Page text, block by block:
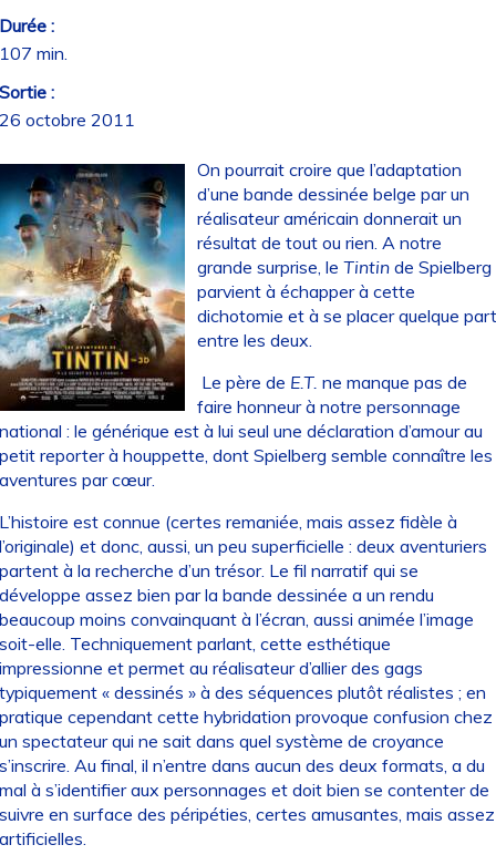
:
min.
:
octobre 2011
On pourrait croire que l’adaptation
d’une bande dessinée belge par un
réalisateur américain donnerait un
résultat de tout ou rien. A notre
grande surprise, leTintin de Spielberg
parvient à échapper à cette
dichotomie et à se placer quelque
entre les deux.
Le père de E.T. ne manque pas de
faire honneur à notre personnage
: le générique est à lui seul une déclaration d’amour au
reporter à houppette, dont Spielberg semble connaître les
par cœur.
est connue (certes remaniée, mais assez fidèle à
et donc, aussi, un peu superficielle : deux aventuriers
à la recherche d’un trésor. Le fil narratif qui se
assez bien par la bande dessinée a un rendu
moins convainquant à l’écran, aussi animée l’image
elle. Techniquement parlant, cette esthétique
et permet au réalisateur d’allier des gags
« dessinés » à des séquences plutôt réalistes ; en
cependant cette hybridation provoque confusion chez
spectateur qui ne sait dans quel système de croyance
Au final, il n’entre dans aucun des deux formats, a du
à s’identifier aux personnages et doit bien se contenter de
en surface des péripéties, certes amusantes, mais assez